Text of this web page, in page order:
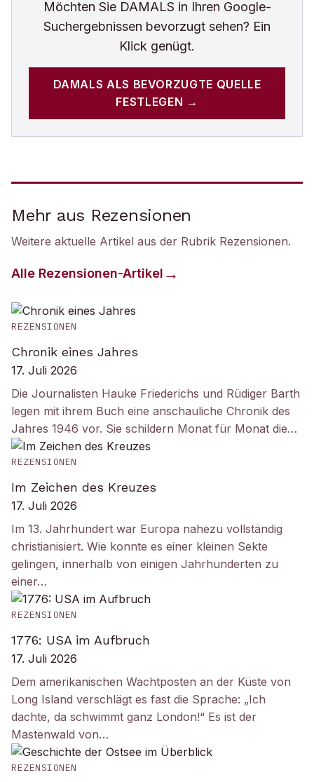
Möchten Sie DAMALS in Ihren Google-
Suchergebnissen bevorzugt sehen? Ein
Klick genügt.
DAMALS ALS BEVORZUGTE QUELLE
FESTLEGEN →
Mehr aus Rezensionen
Weitere aktuelle Artikel aus der Rubrik Rezensionen.
Alle Rezensionen-Artikel
REZENSIONEN
Chronik eines Jahres
17. Juli 2026
Die Journalisten Hauke Friederichs und Rüdiger Barth
legen mit ihrem Buch eine anschauliche Chronik des
Jahres 1946 vor. Sie schildern Monat für Monat die…
REZENSIONEN
Im Zeichen des Kreuzes
17. Juli 2026
Im 13. Jahrhundert war Europa nahezu vollständig
christianisiert. Wie konnte es einer kleinen Sekte
gelingen, innerhalb von einigen Jahrhunderten zu
einer…
REZENSIONEN
1776: USA im Aufbruch
17. Juli 2026
Dem amerikanischen Wachtposten an der Küste von
Long Island verschlägt es fast die Sprache: „Ich
dachte, da schwimmt ganz London!“ Es ist der
Mastenwald von…
REZENSIONEN